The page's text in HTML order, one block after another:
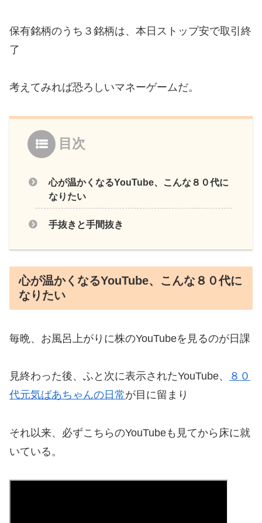
保有銘柄のうち３銘柄は、本日ストップ安で取引終
了
考えてみれば恐ろしいマネーゲームだ。
目次
心が温かくなるYouTube、こんな８０代に
なりたい
手抜きと手間抜き
心が温かくなるYouTube、こんな８０代に
なりたい
毎晩、お風呂上がりに株のYouTubeを見るのが日課
見終わった後、ふと次に表示されたYouTube、
８０
代元気ばあちゃんの日常が目に留まり
それ以来、必ずこちらのYouTubeも見てから床に就
いている。